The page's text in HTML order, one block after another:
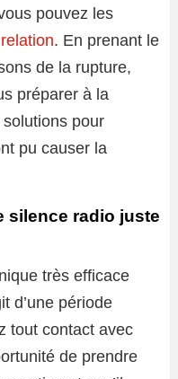
pouvez les
. En prenant le
de la rupture,
préparer à la
pour
pu causer la
silence radio juste
très efficace
d’une période
tout contact avec
de prendre